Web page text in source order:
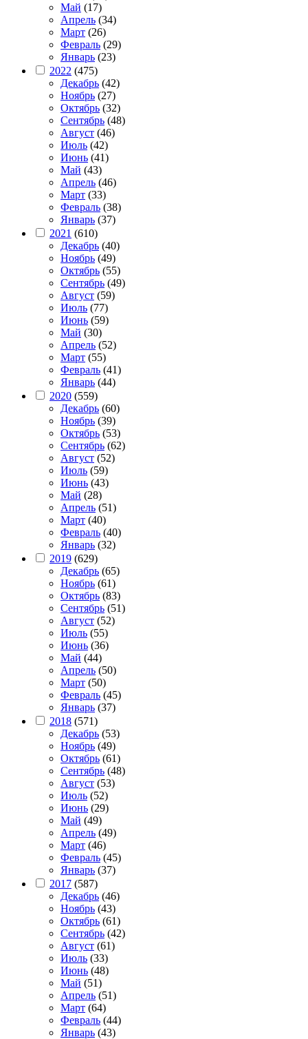
Май (17)
Апрель (34)
Март (26)
Февраль (29)
Январь (23)
2022 (475)
Декабрь (42)
Ноябрь (27)
Октябрь (32)
Сентябрь (48)
Август (46)
Июль (42)
Июнь (41)
Май (43)
Апрель (46)
Март (33)
Февраль (38)
Январь (37)
2021 (610)
Декабрь (40)
Ноябрь (49)
Октябрь (55)
Сентябрь (49)
Август (59)
Июль (77)
Июнь (59)
Май (30)
Апрель (52)
Март (55)
Февраль (41)
Январь (44)
2020 (559)
Декабрь (60)
Ноябрь (39)
Октябрь (53)
Сентябрь (62)
Август (52)
Июль (59)
Июнь (43)
Май (28)
Апрель (51)
Март (40)
Февраль (40)
Январь (32)
2019 (629)
Декабрь (65)
Ноябрь (61)
Октябрь (83)
Сентябрь (51)
Август (52)
Июль (55)
Июнь (36)
Май (44)
Апрель (50)
Март (50)
Февраль (45)
Январь (37)
2018 (571)
Декабрь (53)
Ноябрь (49)
Октябрь (61)
Сентябрь (48)
Август (53)
Июль (52)
Июнь (29)
Май (49)
Апрель (49)
Март (46)
Февраль (45)
Январь (37)
2017 (587)
Декабрь (46)
Ноябрь (43)
Октябрь (61)
Сентябрь (42)
Август (61)
Июль (33)
Июнь (48)
Май (51)
Апрель (51)
Март (64)
Февраль (44)
Январь (43)